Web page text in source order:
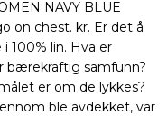
NAVY BLUE
on chest. kr. Er det å
100% lin. Hva er
bærekraftig samfunn?
er om de lykkes?
ble avdekket, var